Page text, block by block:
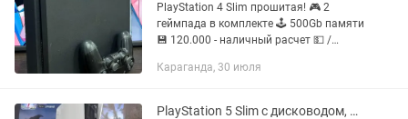
PlayStation 4 Slim прошитая! 🎮 2
геймпада в комплекте 🕹️ 500Gb памяти
💾 120.000 - наличный расчет 💵 /
гарантии от магазина! ✅ Бесплатная
Караганда, 30 июля
PlayStation 5 Slim с дисководом, 1ТБ памяти, 1 геймпад,набор подарочных игр